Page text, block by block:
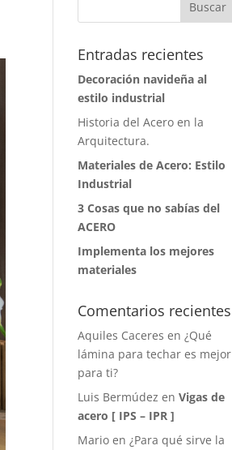
Entradas recientes
Decoración navideña al
estilo industrial
Historia del Acero en la
Arquitectura.
Materiales de Acero: Estilo
Industrial
3 Cosas que no sabías del
ACERO
Implementa los mejores
materiales
Comentarios recientes
Aquiles Caceres en¿Qué
lámina para techar es mejor
para ti?
Luis Bermúdez enVigas de
acero [ IPS – IPR ]
Mario en¿Para qué sirve la